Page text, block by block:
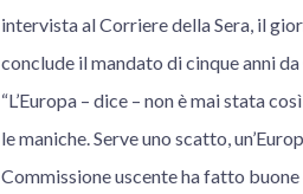
intervista al Corriere della Sera, il
conclude il mandato di cinque anni
“L’Europa – dice – non è mai stata
le maniche. Serve uno scatto,
Commissione uscente ha fatto